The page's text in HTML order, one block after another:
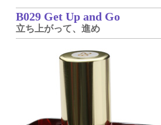
B029 Get Up and Go
立ち上がって、進め